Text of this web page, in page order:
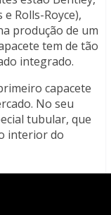
Rolls-Royce),
produção de um
tem de tão
integrado.
capacete
No seu
tubular, que
interior do